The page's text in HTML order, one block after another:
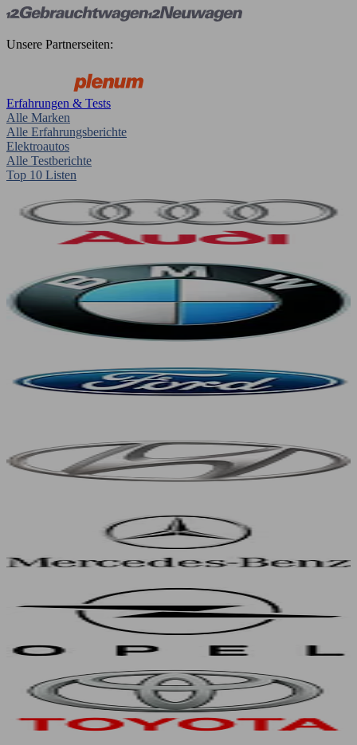
Unsere Partnerseiten:
Erfahrungen & Tests
Alle Marken
Alle Erfahrungsberichte
Elektroautos
Alle Testberichte
Top 10 Listen